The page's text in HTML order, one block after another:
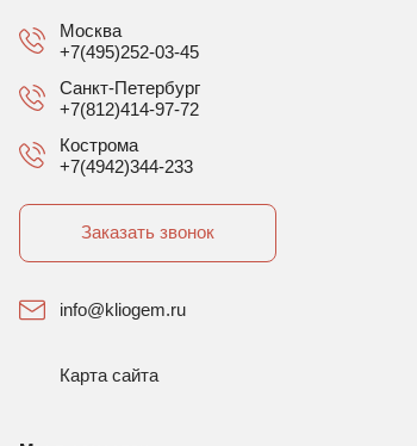
Москва
+7(495)252-03-45
Санкт-Петербург
+7(812)414-97-72
Кострома
+7(4942)344-233
Заказать звонок
info@kliogem.ru
Карта сайта